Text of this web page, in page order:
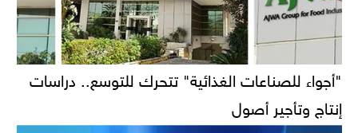
"أجواء للصناعات الغذائية" تتحرك للتوسع.. دراسات
إنتاج وتأجير أصول